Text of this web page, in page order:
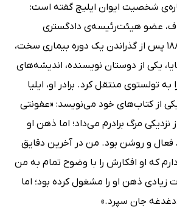
شخصیت ایوان ایلیچ گفته است:
عضو هیئت‌رئیسه‌ی دادگستری
تولسک، دوم جولای 1881 پس از گذراندن یک دوره بیماری سخت،
یکی از دوستان نویسنده، اندیشه‌های
تولستوی منتقل کرد. برادر او،‌ ایلیا
از کتاب‌های خود می‌نویسد: «عفونتی
مرگ برادرم می‌داد؛ اما ذهن او
فعال و روشن بود. من در آخرین دقایق
که او افکارش را با وضوح تمام به من
ذهن او را مشغول کرده بود؛ اما
جان سپرد.»